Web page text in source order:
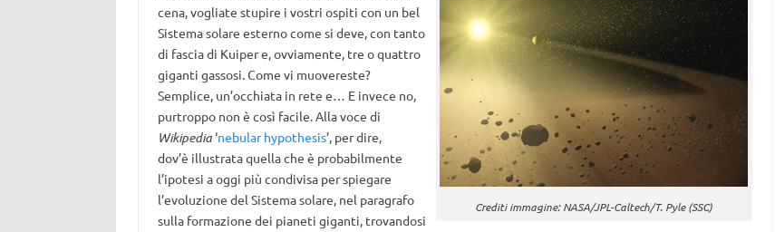
Crediti immagine: NASA/JPL-Caltech/T. Pyle (SSC)
cena, vogliate stupire i vostri ospiti con un bel
Sistema solare esterno come si deve, con tanto
di fascia di Kuiper e, ovviamente, tre o quattro
giganti gassosi. Come vi muovereste?
Semplice, un’occhiata in rete e… E invece no,
purtroppo non è così facile. Alla voce di
Wikipedia‘nebular hypothesis’, per dire,
dov’è illustrata quella che è probabilmente
l’ipotesi a oggi più condivisa per spiegare
l’evoluzione del Sistema solare, nel paragrafo
sulla formazione dei pianeti giganti, trovandosi